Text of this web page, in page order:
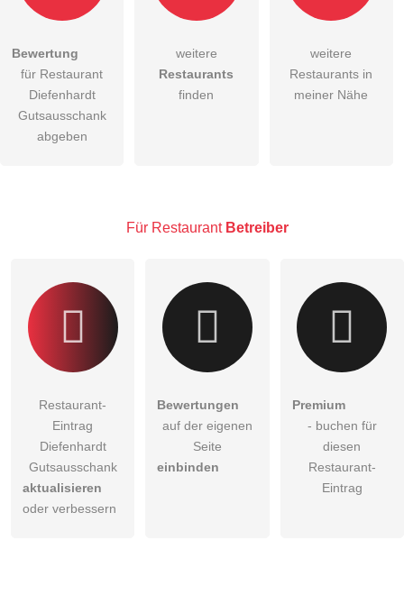
Die Datenschutzerklärunghabe ich zur Kenntnis genommen.
öffentliche Frage stellen
Restaurant-Eintrag zu stellen.
Bewertung
für Restaurant
Diefenhardt
Gutsausschank
abgeben
weitere
Restaurants
finden
weitere
Restaurants in
meiner Nähe
Für Restaurant Betreiber
Restaurant-
Eintrag
Diefenhardt
Gutsausschank
aktualisieren
oder verbessern
Bewertungen
auf der eigenen
Seite
einbinden
Premium
- buchen für
diesen
Restaurant-
Eintrag